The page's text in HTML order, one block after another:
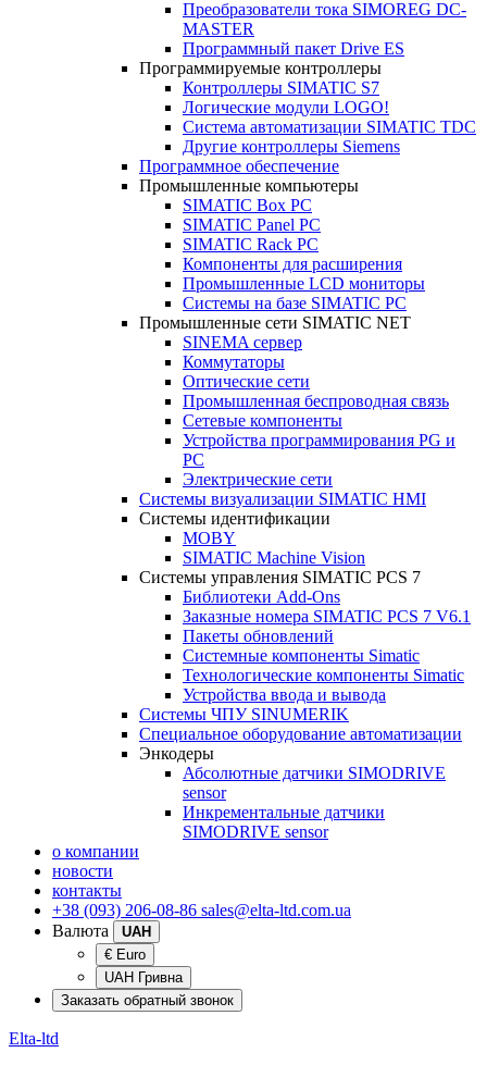
Преобразователи тока SIMOREG DC-
MASTER
Программный пакет Drive ES
Программируемые контроллеры
Контроллеры SIMATIC S7
Логические модули LOGO!
Система автоматизации SIMATIC TDC
Другие контроллеры Siemens
Программное обеспечение
Промышленные компьютеры
SIMATIC Box PC
SIMATIC Panel PС
SIMATIC Rack PC
Компоненты для расширения
Промышленные LCD мониторы
Системы на базе SIMATIC PC
Промышленные сети SIMATIC NET
SINEMA сервер
Коммутаторы
Оптические сети
Промышленная беспроводная связь
Сетевые компоненты
Устройства программирования PG и
PC
Электрические сети
Системы визуализации SIMATIC HMI
Системы идентификации
MOBY
SIMATIC Machine Vision
Системы управления SIMATIC PCS 7
Библиотеки Add-Ons
Заказные номера SIMATIC PCS 7 V6.1
Пакеты обновлений
Системные компоненты Simatic
Технологические компоненты Simatic
Устройства ввода и вывода
Системы ЧПУ SINUMERIK
Специальное оборудование автоматизации
Энкодеры
Абсолютные датчики SIMODRIVE
sensor
Инкрементальные датчики
SIMODRIVE sensor
о компании
новости
контакты
+38 (093) 206-08-86 sales@elta-ltd.com.ua
Валюта
UAH
€ Euro
UAH Гривна
Заказать обратный звонок
Elta-ltd